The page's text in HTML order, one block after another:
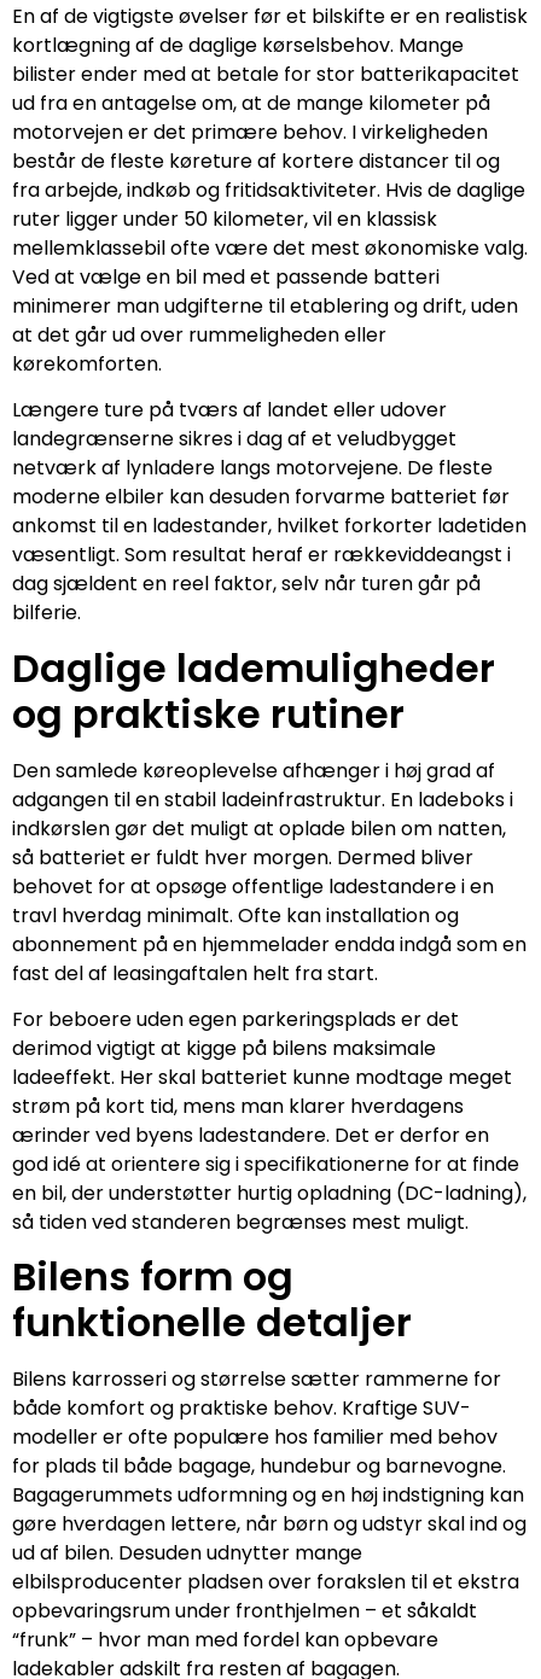
En af de vigtigste øvelser før et bilskifte er en realistisk
kortlægning af de daglige kørselsbehov. Mange
bilister ender med at betale for stor batterikapacitet
ud fra en antagelse om, at de mange kilometer på
motorvejen er det primære behov. I virkeligheden
består de fleste køreture af kortere distancer til og
fra arbejde, indkøb og fritidsaktiviteter. Hvis de daglige
ruter ligger under 50 kilometer, vil en klassisk
mellemklassebil ofte være det mest økonomiske valg.
Ved at vælge en bil med et passende batteri
minimerer man udgifterne til etablering og drift, uden
at det går ud over rummeligheden eller
kørekomforten.
Længere ture på tværs af landet eller udover
landegrænserne sikres i dag af et veludbygget
netværk af lynladere langs motorvejene. De fleste
moderne elbiler kan desuden forvarme batteriet før
ankomst til en ladestander, hvilket forkorter ladetiden
væsentligt. Som resultat heraf er rækkeviddeangst i
dag sjældent en reel faktor, selv når turen går på
bilferie.
Daglige lademuligheder
og praktiske rutiner
Den samlede køreoplevelse afhænger i høj grad af
adgangen til en stabil ladeinfrastruktur. En ladeboks i
indkørslen gør det muligt at oplade bilen om natten,
så batteriet er fuldt hver morgen. Dermed bliver
behovet for at opsøge offentlige ladestandere i en
travl hverdag minimalt. Ofte kan installation og
abonnement på en hjemmelader endda indgå som en
fast del af leasingaftalen helt fra start.
For beboere uden egen parkeringsplads er det
derimod vigtigt at kigge på bilens maksimale
ladeeffekt. Her skal batteriet kunne modtage meget
strøm på kort tid, mens man klarer hverdagens
ærinder ved byens ladestandere. Det er derfor en
god idé at orientere sig i specifikationerne for at finde
en bil, der understøtter hurtig opladning (DC-ladning),
så tiden ved standeren begrænses mest muligt.
Bilens form og
funktionelle detaljer
Bilens karrosseri og størrelse sætter rammerne for
både komfort og praktiske behov. Kraftige SUV-
modeller er ofte populære hos familier med behov
for plads til både bagage, hundebur og barnevogne.
Bagagerummets udformning og en høj indstigning kan
gøre hverdagen lettere, når børn og udstyr skal ind og
ud af bilen. Desuden udnytter mange
elbilsproducenter pladsen over forakslen til et ekstra
opbevaringsrum under fronthjelmen – et såkaldt
“frunk” – hvor man med fordel kan opbevare
ladekabler adskilt fra resten af bagagen.